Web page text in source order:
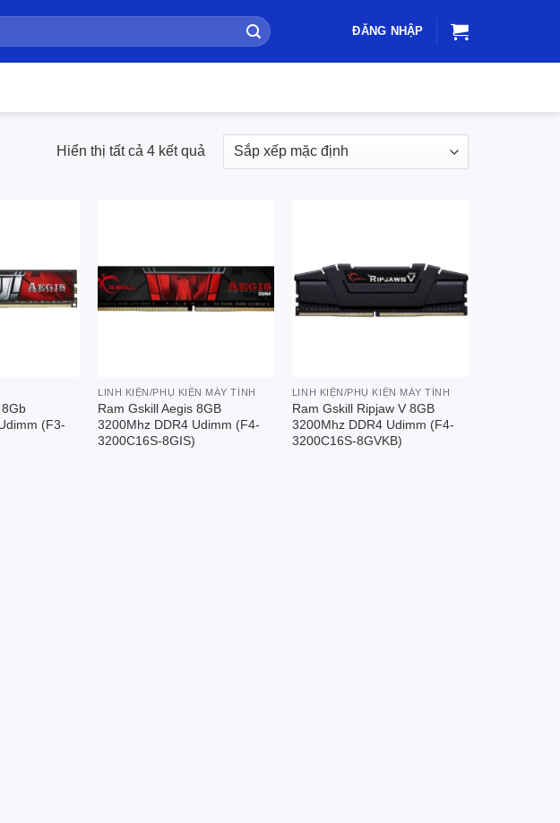
ĐĂNG NHẬP
Hiển thị tất cả 4 kết quả
(F3-
LINH KIỆN/PHỤ KIỆN MÁY TÍNH
Ram Gskill Aegis 8GB
3200Mhz DDR4 Udimm (F4-
3200C16S-8GIS)
wishlist
LINH KIỆN/PHỤ KIỆN MÁY TÍNH
Ram Gskill Ripjaw V 8GB
3200Mhz DDR4 Udimm (F4-
3200C16S-8GVKB)